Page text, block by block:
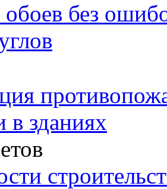
без
в зданиях